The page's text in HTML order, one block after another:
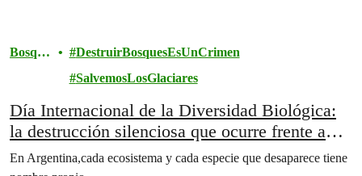
Bosque
DestruirBosquesEsUnCrimen
SalvemosLosGlaciares
Día Internacional de la Diversidad Biológica:
la destrucción silenciosa que ocurre frente a
nuestros ojos
En Argentina,cada ecosistema y cada especie que desaparece tiene